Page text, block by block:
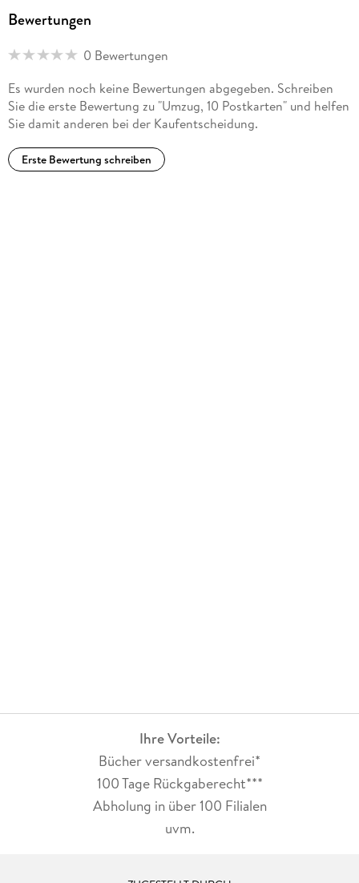
Zug (2009, Atlantis) und 2017 mit Rigo und Rosa (2016,
Bewertungen
0 Bewertungen
Es wurden noch keine Bewertungen abgegeben. Schreiben
Sie die erste Bewertung zu "Umzug, 10 Postkarten" und helfen
Sie damit anderen bei der Kaufentscheidung.
Erste Bewertung schreiben
Ihre Vorteile:
Bücher versandkostenfrei*
100 Tage Rückgaberecht***
Abholung in über 100 Filialen
uvm.